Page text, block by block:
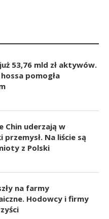
53,76 mld zł aktywów.
pomogła
Chin uderzają w
przemysł. Na liście są
z Polski
na farmy
Hodowcy i firmy